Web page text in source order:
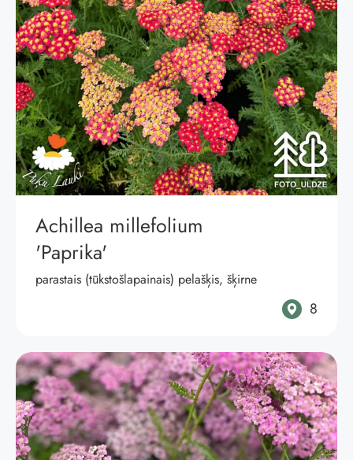
Achillea millefolium
'Paprika'
parastais (tūkstošlapainais) pelašķis, šķirne
8